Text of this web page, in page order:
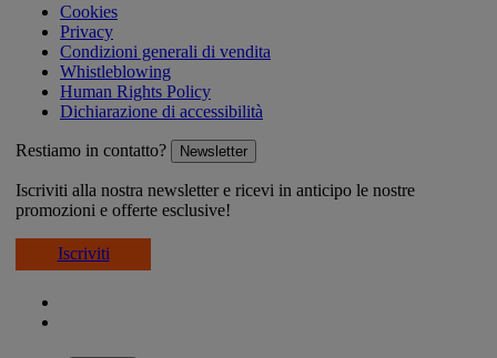
Cookies
Privacy
Condizioni generali di vendita
Whistleblowing
Human Rights Policy
Dichiarazione di accessibilità
Restiamo in contatto? Newsletter
Iscriviti alla nostra newsletter e ricevi in anticipo le nostre
promozioni e offerte esclusive!
Iscriviti